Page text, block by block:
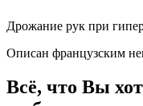
Дрожание рук при
Описан французским
Всё, что Вы